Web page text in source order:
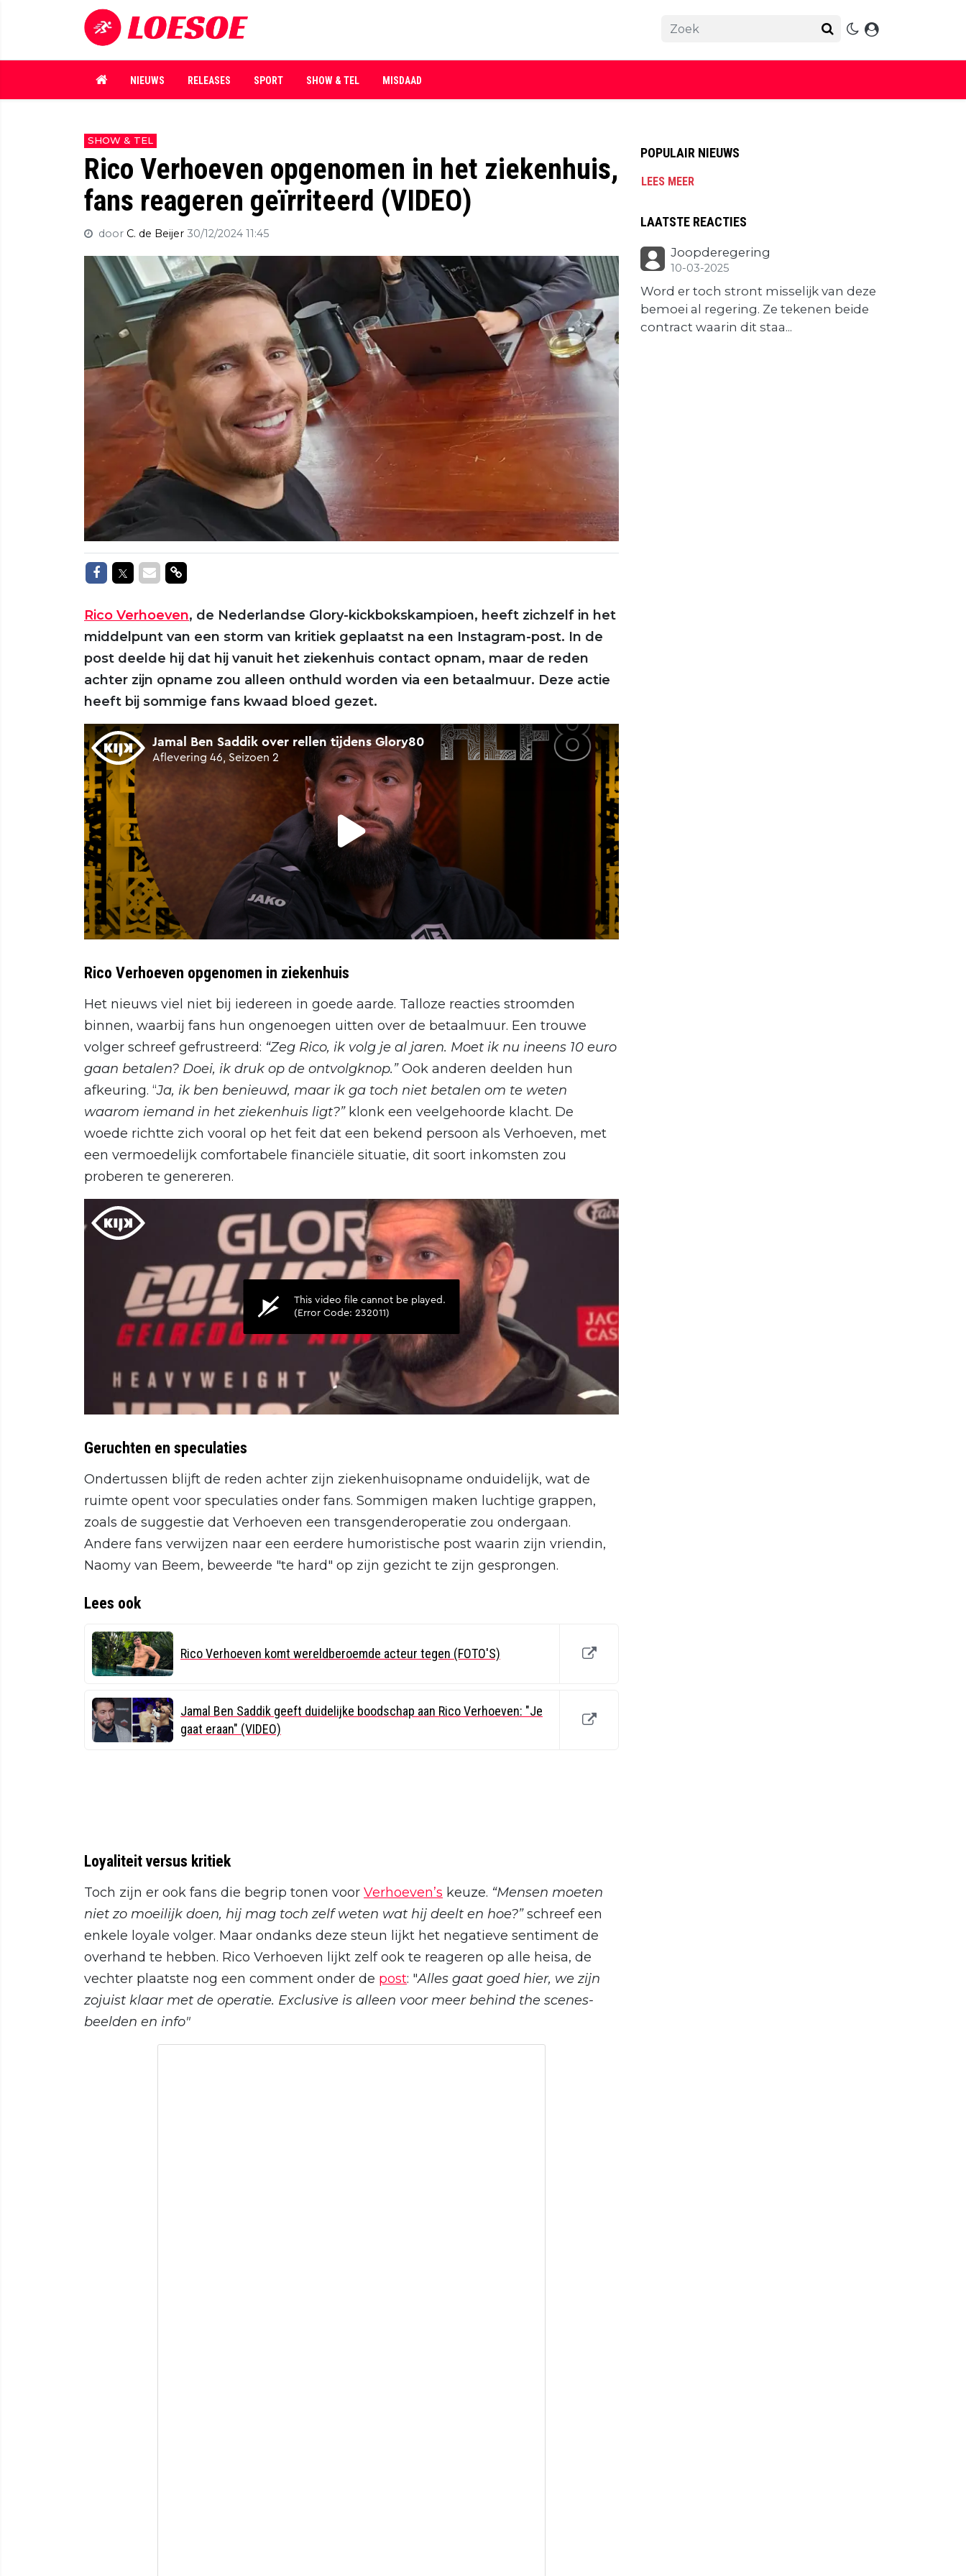
NIEUWS RELEASES SPORT SHOW & TEL MISDAAD
SHOW & TEL
Rico Verhoeven opgenomen in het ziekenhuis,
fans reageren geïrriteerd (VIDEO)
door C. de Beijer 30/12/2024 11:45
Delen op Facebook
Delen op Twitter
Delen via Mail
Delen via link
Rico Verhoeven, de Nederlandse Glory-kickbokskampioen, heeft zichzelf in het
middelpunt van een storm van kritiek geplaatst na een Instagram-post. In de
post deelde hij dat hij vanuit het ziekenhuis contact opnam, maar de reden
achter zijn opname zou alleen onthuld worden via een betaalmuur. Deze actie
heeft bij sommige fans kwaad bloed gezet.
Rico Verhoeven opgenomen in ziekenhuis
Het nieuws viel niet bij iedereen in goede aarde. Talloze reacties stroomden
binnen, waarbij fans hun ongenoegen uitten over de betaalmuur. Een trouwe
volger schreef gefrustreerd: “Zeg Rico, ik volg je al jaren. Moet ik nu ineens 10 euro
gaan betalen? Doei, ik druk op de ontvolgknop.”Ook anderen deelden hun
afkeuring. “Ja, ik ben benieuwd, maar ik ga toch niet betalen om te weten
waarom iemand in het ziekenhuis ligt?”klonk een veelgehoorde klacht. De
woede richtte zich vooral op het feit dat een bekend persoon als Verhoeven, met
een vermoedelijk comfortabele financiële situatie, dit soort inkomsten zou
proberen te genereren.
Geruchten en speculaties
Ondertussen blijft de reden achter zijn ziekenhuisopname onduidelijk, wat de
ruimte opent voor speculaties onder fans. Sommigen maken luchtige grappen,
zoals de suggestie dat Verhoeven een transgenderoperatie zou ondergaan.
Andere fans verwijzen naar een eerdere humoristische post waarin zijn vriendin,
Naomy van Beem, beweerde "te hard" op zijn gezicht te zijn gesprongen.
Lees ook
Rico Verhoeven komt wereldberoemde acteur tegen (FOTO'S)
Jamal Ben Saddik geeft duidelijke boodschap aan Rico Verhoeven: "Je
gaat eraan" (VIDEO)
Loyaliteit versus kritiek
Toch zijn er ook fans die begrip tonen voor Verhoeven’s keuze. “Mensen moeten
niet zo moeilijk doen, hij mag toch zelf weten wat hij deelt en hoe?”schreef een
enkele loyale volger. Maar ondanks deze steun lijkt het negatieve sentiment de
overhand te hebben. Rico Verhoeven lijkt zelf ook te reageren op alle heisa, de
vechter plaatste nog een comment onder de post: "Alles gaat goed hier, we zijn
zojuist klaar met de operatie. Exclusive is alleen voor meer behind the scenes-
beelden en info"
POPULAIR NIEUWS
LEES MEER
LAATSTE REACTIES
Joopderegering
10-03-2025
Word er toch stront misselijk van deze
bemoei al regering. Ze tekenen beide
contract waarin dit staa...